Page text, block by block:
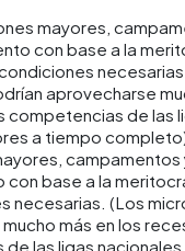
mayores,
con base a la
aprovecharse
competencias de las
a tiempo
campamentos
con base a la
necesarias. (Los
más en los
las ligas